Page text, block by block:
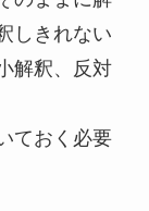
しきれない
解釈、反対
ておく必要